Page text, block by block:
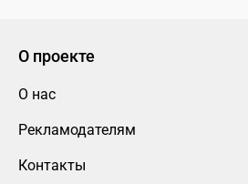
О проекте
О нас
Рекламодателям
Контакты